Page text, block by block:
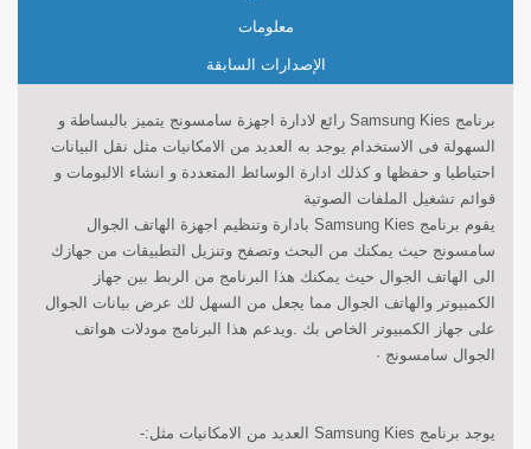
معلومات
الإصدارات السابقة
برنامج Samsung Kies رائع لادارة اجهزة سامسونج يتميز بالبساطة و
السهولة فى الاستخدام يوجد به العديد من الامكانيات مثل نقل البيانات
احتياطيا و حفظها و كذلك ادارة الوسائط المتعددة و انشاء الالبومات و
قوائم تشغيل الملفات الصوتية
يقوم برنامج Samsung Kies بادارة وتنظيم اجهزة الهاتف الجوال
سامسونج حيث يمكنك من البحث وتصفح وتنزيل التطبيقات من جهازك
الى الهاتف الجوال حيث يمكنك هذا البرنامج من الربط بين جهاز
الكمبيوتر والهاتف الجوال مما يجعل من السهل لك عرض بيانات الجوال
على جهاز الكمبيوتر الخاص بك .ويدعم هذا البرنامج مودلات هواتف
الجوال سامسونج ·
يوجد برنامج Samsung Kies العديد من الامكانيات مثل:-